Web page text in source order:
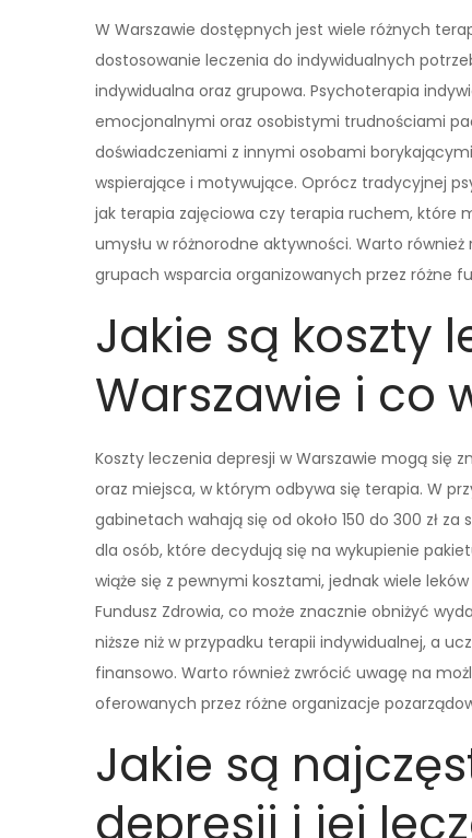
W Warszawie dostępnych jest wiele różnych
dostosowanie leczenia do indywidualnych
indywidualna oraz grupowa. Psychoterapia
emocjonalnymi oraz osobistymi trudnościami
doświadczeniami z innymi osobami
wspierające i motywujące. Oprócz tradycyjnej
jak terapia zajęciowa czy terapia ruchem, które
umysłu w różnorodne aktywności. Warto
grupach wsparcia organizowanych przez różne
Jakie są koszty
Warszawie i co
Koszty leczenia depresji w Warszawie mogą się
oraz miejsca, w którym odbywa się terapia. W
gabinetach wahają się od około 150 do 300 zł
dla osób, które decydują się na wykupienie
wiąże się z pewnymi kosztami, jednak wiele
Fundusz Zdrowia, co może znacznie obniżyć
niższe niż w przypadku terapii indywidualnej, a
finansowo. Warto również zwrócić uwagę na
oferowanych przez różne organizacje
Jakie są
depresji i jej